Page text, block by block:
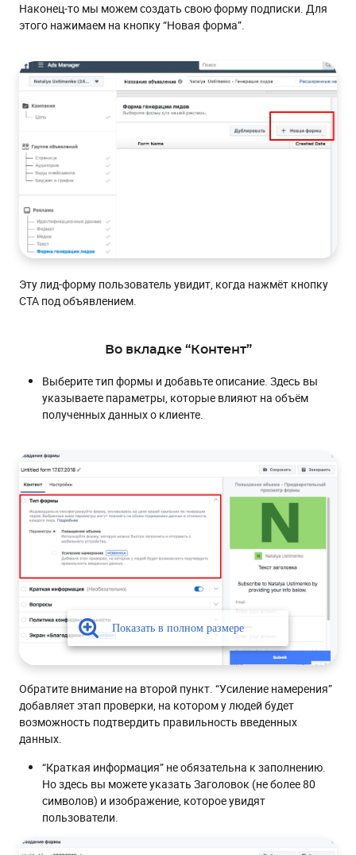
Наконец-то мы можем создать свою форму подписки. Для
этого нажимаем на кнопку “Новая форма”.
Эту лид-форму пользователь увидит, когда нажмёт кнопку
CTA под объявлением.
Во вкладке “Контент”
Выберите тип формы и добавьте описание. Здесь вы
указываете параметры, которые влияют на объём
полученных данных о клиенте.
Обратите внимание на второй пункт. “Усиление намерения”
добавляет этап проверки, на котором у людей будет
возможность подтвердить правильность введенных
данных.
“Краткая информация” не обязательна к заполнению.
Но здесь вы можете указать Заголовок (не более 80
символов) и изображение, которое увидят
пользователи.